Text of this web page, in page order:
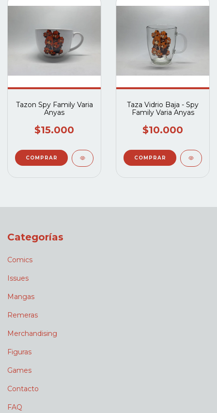
Tazon Spy Family Varia
Anyas
$15.000
Taza Vidrio Baja - Spy
Family Varia Anyas
$10.000
Categorías
Comics
Issues
Mangas
Remeras
Merchandising
Figuras
Games
Contacto
FAQ